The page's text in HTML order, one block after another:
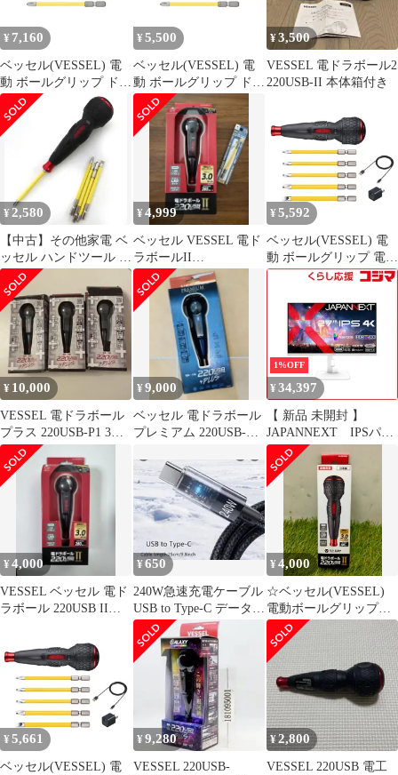
¥ 7,160
ベッセル(VESSEL) 電
動 ボールグリップ ドラ
イバー プラス 3段階切
替モード ビット1本付
電ドラボールプラス
220USB-P1 0
¥ 5,500
ベッセル(VESSEL) 電
動 ボールグリップ ドラ
イバー プラス 3段階切
替モード ビット1本付
電ドラボールプラス
220USB-P1 1
¥3,500
VESSEL 電ドラボール2
220USB-II 本体箱付き
¥ 2,580
【中古】その他家電 ベ
ッセル ハンドツール 電
ドラボールII (ビット5
本付) [220USBC-5]
¥4,999
ベッセル VESSEL 電ド
ラボールII
No.220USBC-5 ビット6
本
¥ 5,592
ベッセル(VESSEL) 電
動 ボールグリップ 電ド
ラボールII ドライバー
プCで充電 最大出力ト
ルク3N・m 220USBC-5
¥ 10,000
VESSEL 電ドラボール
プラス 220USB-P1 3個
セット
¥9,000
ベッセル 電ドラボール
プレミアム 220USB-
1%OFF
¥ 34,397
【 新品 未開封 】
JAPANNEXT IPSパネ
ル搭載 4K液晶モニター
HDMI DisplayPort USB-
C(最大65W給電)
sRGB：100％ ［27
型/4K/ワイド/60Hz］
JN-IPS27U2-HSPC6-W
未使用 送料無料
¥4,000
VESSEL ベッセル 電ド
ラボール 220USB II
¥650
240W急速充電ケーブル
USB to Type-C データケ
ーブル 0.25M
¥4,000
☆ベッセル(VESSEL)
電動ボールグリップド
ライバー 〈本体のみ〉
電ドラボールⅡ USBタ
イプCで充電 最大出力
トルク3N・m
220USBC 未使用
¥ 5,661
ベッセル(VESSEL) 電
¥9,280
VESSEL 220USB-
¥2,800
VESSEL 220USB 電工